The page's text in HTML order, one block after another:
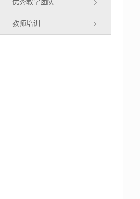
优秀教学团队
教师培训